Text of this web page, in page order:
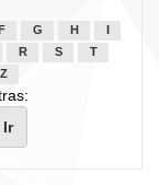
F G H
R S
T
Z